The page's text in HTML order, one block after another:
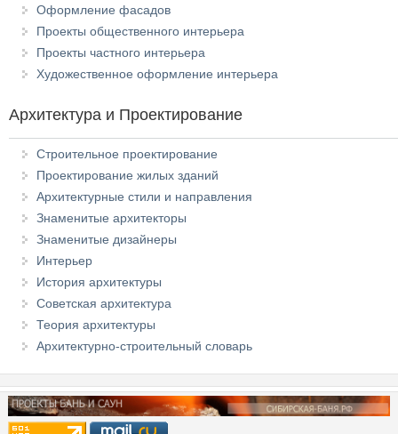
Оформление фасадов
Проекты общественного интерьера
Проекты частного интерьера
Художественное оформление интерьера
Архитектура и Проектирование
Строительное проектирование
Проектирование жилых зданий
Архитектурные стили и направления
Знаменитые архитекторы
Знаменитые дизайнеры
Интерьер
История архитектуры
Советская архитектура
Теория архитектуры
Архитектурно-строительный словарь